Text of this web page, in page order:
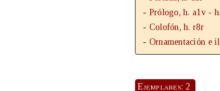
- Prólogo, h. a1v -
- Colofón, h. r8r
- Ornamentación e
Ejemplares: 2